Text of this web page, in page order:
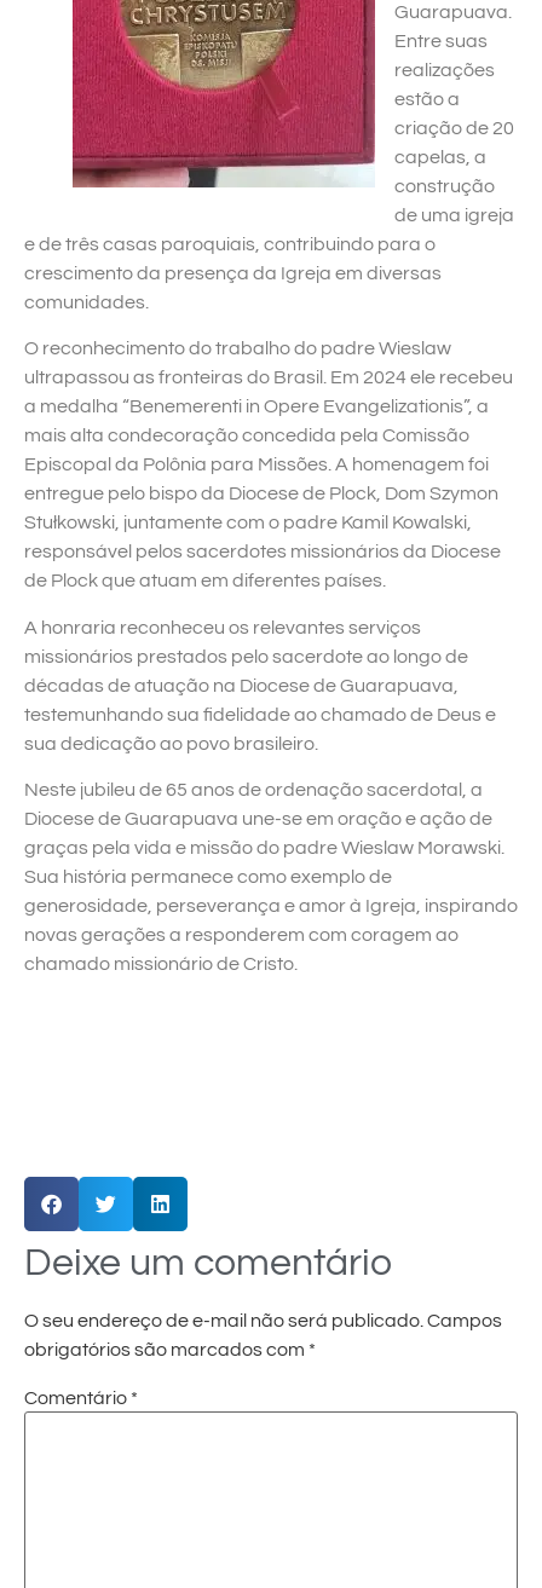
Guarapuava.
Entre suas
realizações
estão a
criação de 20
capelas, a
construção
de uma igreja
e de três casas paroquiais, contribuindo para o
crescimento da presença da Igreja em diversas
comunidades.
O reconhecimento do trabalho do padre Wieslaw
ultrapassou as fronteiras do Brasil. Em 2024 ele recebeu
a medalha “Benemerenti in Opere Evangelizationis”, a
mais alta condecoração concedida pela Comissão
Episcopal da Polônia para Missões. A homenagem foi
entregue pelo bispo da Diocese de Plock, Dom Szymon
Stułkowski, juntamente com o padre Kamil Kowalski,
responsável pelos sacerdotes missionários da Diocese
de Plock que atuam em diferentes países.
A honraria reconheceu os relevantes serviços
missionários prestados pelo sacerdote ao longo de
décadas de atuação na Diocese de Guarapuava,
testemunhando sua fidelidade ao chamado de Deus e
sua dedicação ao povo brasileiro.
Neste jubileu de 65 anos de ordenação sacerdotal, a
Diocese de Guarapuava une-se em oração e ação de
graças pela vida e missão do padre Wieslaw Morawski.
Sua história permanece como exemplo de
generosidade, perseverança e amor à Igreja, inspirando
novas gerações a responderem com coragem ao
chamado missionário de Cristo.
Deixe um comentário
O seu endereço de e-mail não será publicado.Campos
obrigatórios são marcados com *
Comentário *